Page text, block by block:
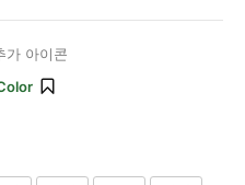
가 아이콘